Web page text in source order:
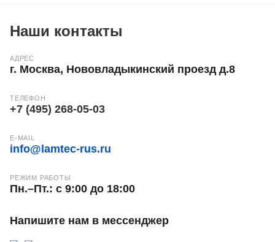
Наши контакты
АДРЕС
г. Москва, Нововладыкинский проезд д.8
ТЕЛЕФОН
+7 (495) 268-05-03
E-MAIL
info@lamtec-rus.ru
РЕЖИМ РАБОТЫ
Пн.–Пт.: с 9:00 до 18:00
Напишите нам в мессенджер